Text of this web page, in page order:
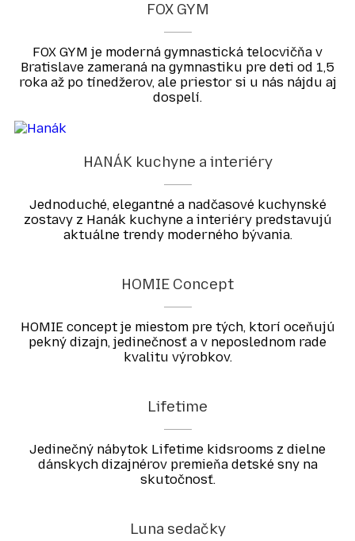
FOX GYM
FOX GYM je moderná gymnastická telocvičňa v
Bratislave zameraná na gymnastiku pre deti od 1,5
roka až po tínedžerov, ale priestor si u nás nájdu aj
dospelí.
HANÁK kuchyne a interiéry
Jednoduché, elegantné a nadčasové kuchynské
zostavy z Hanák kuchyne a interiéry predstavujú
aktuálne trendy moderného bývania.
HOMIE Concept
HOMIE concept je miestom pre tých, ktorí oceňujú
pekný dizajn, jedinečnosť a v neposlednom rade
kvalitu výrobkov.
Lifetime
Jedinečný nábytok Lifetime kidsrooms z dielne
dánskych dizajnérov premieňa detské sny na
skutočnosť.
Luna sedačky